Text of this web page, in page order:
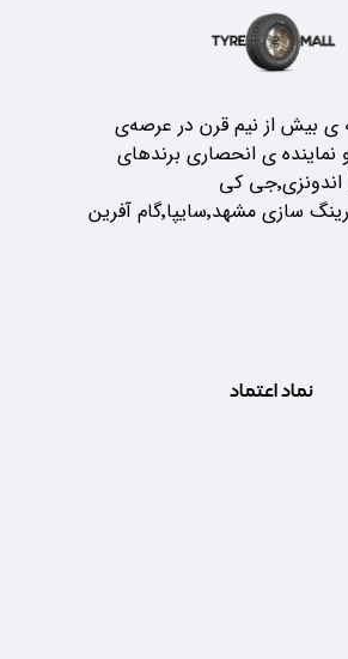
ی بیش از نیم قرن در عرصه‌ی
ی انحصاری برندهای
کیان تایر٬اکسلرا اندونزی٬جی کی
هند٬لنوو٬اورنت٬رینگ سازی مشهد٬سایپا٬گام آفرین
نماد اعتماد